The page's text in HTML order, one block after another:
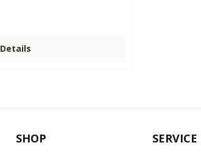
Details
SHOP SERVICE